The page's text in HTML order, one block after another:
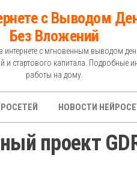
с Выводом
Без Вложений
интернете с мгновенным выводом
и стартового капитала. Подробные
работы на дому.
НОВОСТИ
проект